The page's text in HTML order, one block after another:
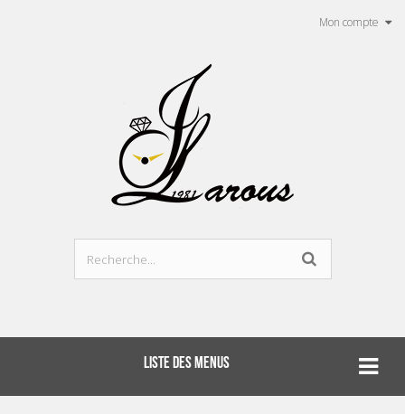
Mon compte
LISTE DES MENUS